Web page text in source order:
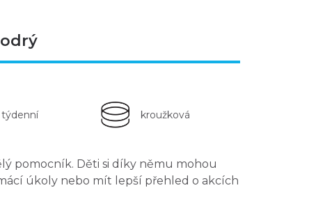
týdenní kroužková
pomocník. Děti si díky němu mohou
úkoly nebo mít lepší přehled o akcích